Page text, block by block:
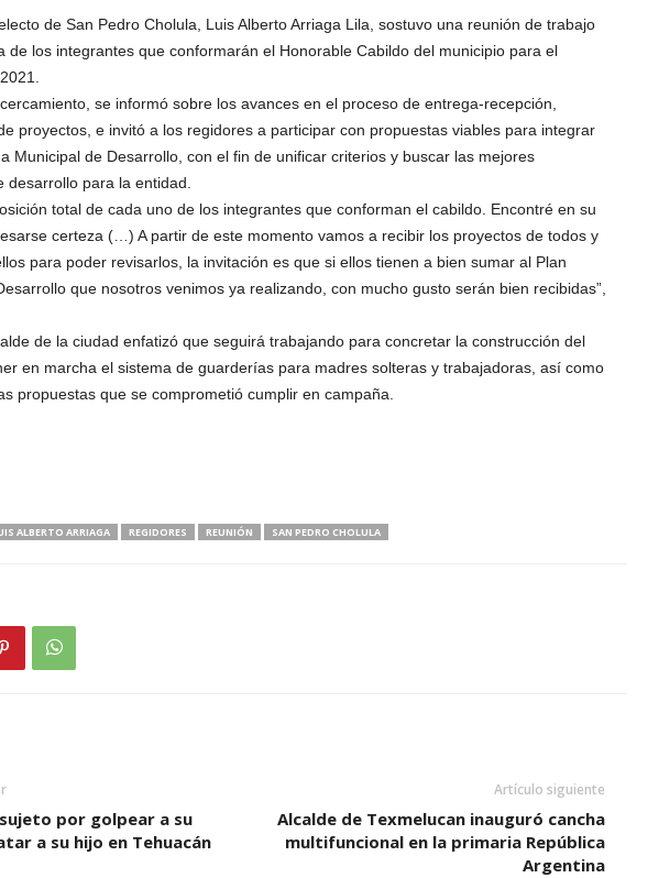
de San Pedro Cholula, Luis Alberto Arriaga Lila, sostuvo una reunión de trabajo
de los integrantes que conformarán el Honorable Cabildo del municipio para el
se informó sobre los avances en el proceso de entrega-recepción,
proyectos, e invitó a los regidores a participar con propuestas viables para integrar
Municipal de Desarrollo, con el fin de unificar criterios y buscar las mejores
desarrollo para la entidad.
total de cada uno de los integrantes que conforman el cabildo. Encontré en su
certeza (…) A partir de este momento vamos a recibir los proyectos de todos y
para poder revisarlos, la invitación es que si ellos tienen a bien sumar al Plan
que nosotros venimos ya realizando, con mucho gusto serán bien recibidas”,
de la ciudad enfatizó que seguirá trabajando para concretar la construcción del
en marcha el sistema de guarderías para madres solteras y trabajadoras, así como
propuestas que se comprometió cumplir en campaña.
ALBERTO ARRIAGA REGIDORES REUNIÓN SAN PEDRO CHOLULA
por golpear a su
a su hijo en Tehuacán
Artículo siguiente
Alcalde de Texmelucan inauguró cancha
multifuncional en la primaria República
Argentina